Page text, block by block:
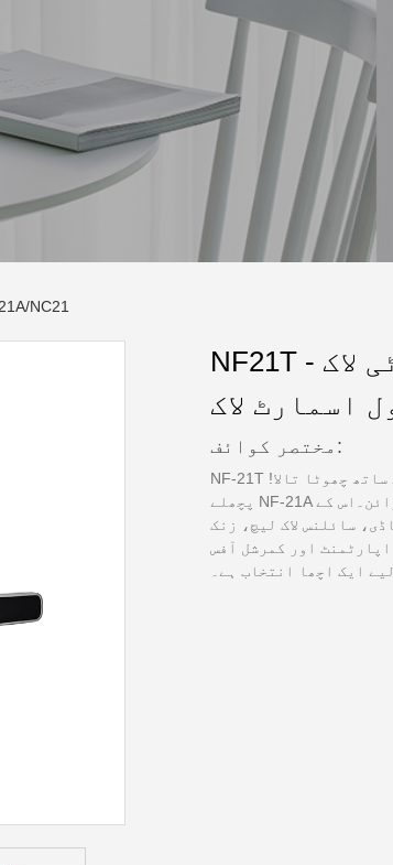
NC21
NF21T - کلاسک ڈیزائن فنگر پرنٹ ٹی ٹی لاک
اسمارٹ لاک
مختصر کوائف:
NF-21T ماڈل، ہمارا سمارٹ فنگر پرنٹ ڈیجیٹل لاک: بڑی حکمت کے ساتھ چھوٹا تالا!
پچھلے NF-21A ماڈل سے اپ ڈیٹ کردہ سسٹم، آسان آپریشن اور آسان ڈیزائن۔اس کے
لیس سٹیل لاک باڈی، سائلنس لاک لیچ، زنک
اپارٹمنٹ اور کمرشل آفس
ایک اچھا انتخاب ہے۔